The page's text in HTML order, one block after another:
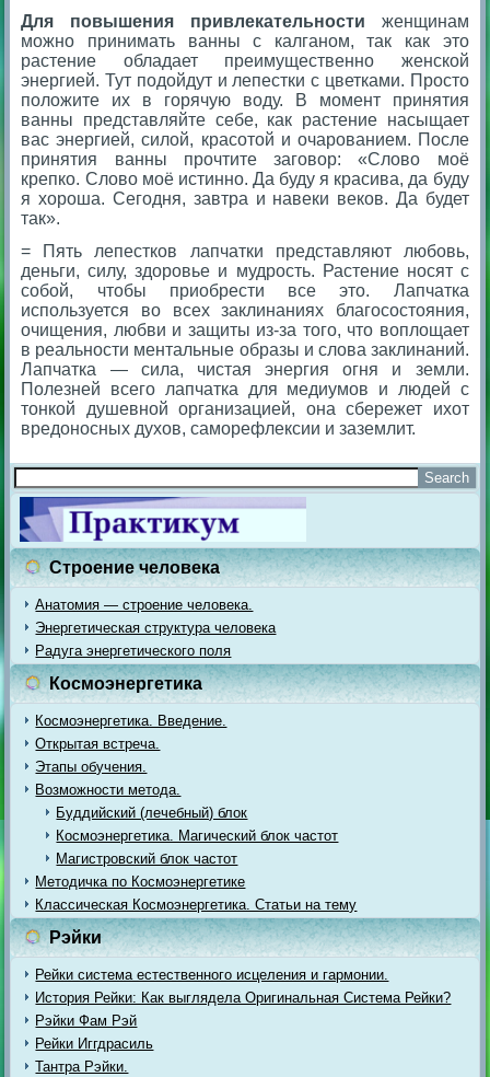
Для повышения привлекательности женщинам
можно принимать ванны с калганом, так как это
растение обладает преимущественно женской
энергией. Тут подойдут и лепестки с цветками. Просто
положите их в горячую воду. В момент принятия
ванны представляйте себе, как растение насыщает
вас энергией, силой, красотой и очарованием. После
принятия ванны прочтите заговор: «Слово моё
крепко. Слово моё истинно. Да буду я красива, да буду
я хороша. Сегодня, завтра и навеки веков. Да будет
так».
= Пять лепестков лапчатки представляют любовь,
деньги, силу, здоровье и мудрость. Растение носят с
собой, чтобы приобрести все это. Лапчатка
используется во всех заклинаниях благосостояния,
очищения, любви и защиты из-за того, что воплощает
в реальности ментальные образы и слова заклинаний.
Лапчатка — сила, чистая энергия огня и земли.
Полезней всего лапчатка для медиумов и людей с
тонкой душевной организацией, она сбережет ихот
вредоносных духов, саморефлексии и заземлит.
Строение человека
Анатомия — строение человека.
Энергетическая структура человека
Радуга энергетического поля
Космоэнергетика
Космоэнергетика. Введение.
Открытая встреча.
Этапы обучения.
Возможности метода.
Буддийский (лечебный) блок
Космоэнергетика. Магический блок частот
Магистровский блок частот
Методичка по Космоэнергетике
Классическая Космоэнергетика. Статьи на тему
Рэйки
Рейки система естественного исцеления и гармонии.
История Рейки: Как выглядела Оригинальная Система Рейки?
Рэйки Фам Рэй
Рейки Иггдрасиль
Тантра Рэйки.